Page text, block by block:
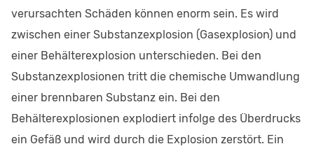
verursachten Schäden können enorm sein. Es wird
zwischen einer Substanzexplosion (Gasexplosion) und
einer Behälterexplosion unterschieden. Bei den
Substanzexplosionen tritt die chemische Umwandlung
einer brennbaren Substanz ein. Bei den
Behälterexplosionen explodiert infolge des Überdrucks
ein Gefäß und wird durch die Explosion zerstört. Ein